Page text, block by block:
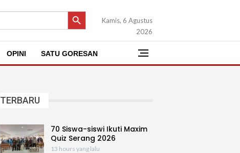
SEARCH BUTTON
Kamis, 6 Agustus
2026
OPINI SATU GORESAN
TERBARU
70 Siswa-siswi Ikuti Maxim
Quiz Serang 2026
13 hours yang lalu